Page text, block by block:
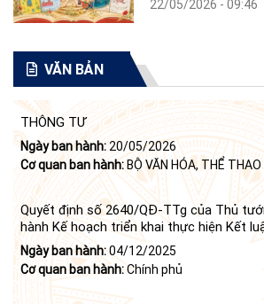
22/05/2026 - 09:46
VĂN BẢN
THÔNG TƯ
Ngày ban hành: 20/05/2026
Cơ quan ban hành:BỘ VĂN HÓA, THỂ THAO
Quyết định số 2640/QĐ-TTg của Thủ
hành Kế hoạch triển khai thực hiện Kết
ngày 21 tháng 6 năm 2024 của Bộ Chính
hiện Nghị quyết số 23-NQ/TW ngày 16
của Bộ Chính trị (khóa X) về "tiếp tục xây
văn học, nghệ thuật trong thời kỳ mới"
Ngày ban hành:04/12/2025
Cơ quan ban hành:Chính phủ